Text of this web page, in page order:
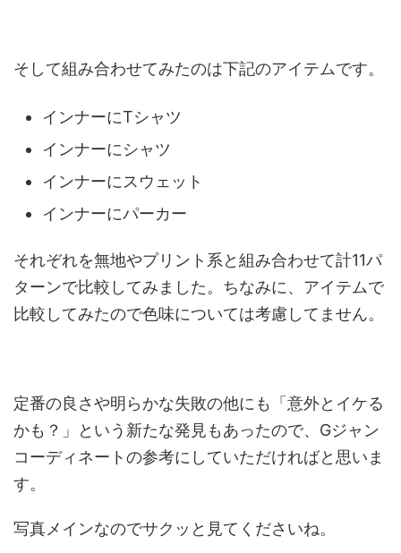
そして組み合わせてみたのは下記のアイテムです。
インナーにTシャツ
インナーにシャツ
インナーにスウェット
インナーにパーカー
それぞれを無地やプリント系と組み合わせて計11パ
ターンで比較してみました。ちなみに、アイテムで
比較してみたので色味については考慮してません。
定番の良さや明らかな失敗の他にも「意外とイケる
かも？」という新たな発見もあったので、Gジャン
コーディネートの参考にしていただければと思いま
す。
写真メインなのでサクッと見てくださいね。